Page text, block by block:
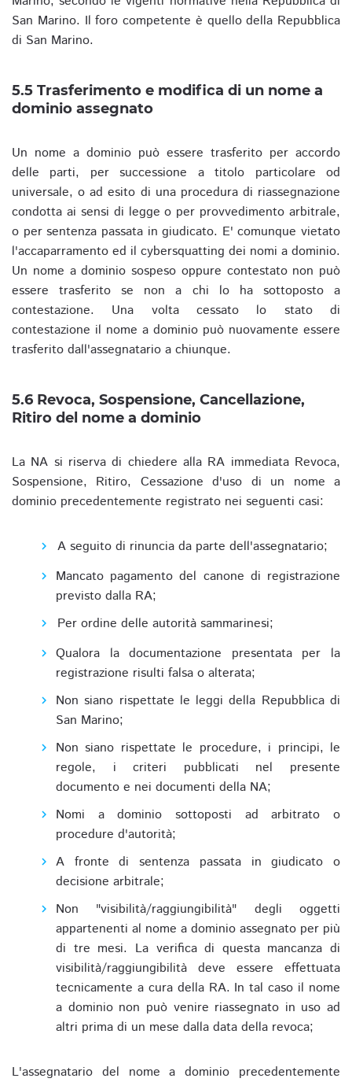
San Marino. Il foro competente è quello della Repubblica
di San Marino.
5.5 Trasferimento e modifica di un nome a
dominio assegnato
Un nome a dominio può essere trasferito per accordo
delle parti, per successione a titolo particolare od
universale, o ad esito di una procedura di riassegnazione
condotta ai sensi di legge o per provvedimento arbitrale,
o per sentenza passata in giudicato. E' comunque vietato
l'accaparramento ed il cybersquatting dei nomi a dominio.
Un nome a dominio sospeso oppure contestato non può
essere trasferito se non a chi lo ha sottoposto a
contestazione. Una volta cessato lo stato di
contestazione il nome a dominio può nuovamente essere
trasferito dall'assegnatario a chiunque.
5.6 Revoca, Sospensione, Cancellazione,
Ritiro del nome a dominio
La NA si riserva di chiedere alla RA immediata Revoca,
Sospensione, Ritiro, Cessazione d'uso di un nome a
dominio precedentemente registrato nei seguenti casi:
A seguito di rinuncia da parte dell'assegnatario;
Mancato pagamento del canone di registrazione
previsto dalla RA;
Per ordine delle autorità sammarinesi;
Qualora la documentazione presentata per la
registrazione risulti falsa o alterata;
Non siano rispettate le leggi della Repubblica di
San Marino;
Non siano rispettate le procedure, i principi, le
regole, i criteri pubblicati nel presente
documento e nei documenti della NA;
Nomi a dominio sottoposti ad arbitrato o
procedure d'autorità;
A fronte di sentenza passata in giudicato o
decisione arbitrale;
Non "visibilità/raggiungibilità" degli oggetti
appartenenti al nome a dominio assegnato per più
di tre mesi. La verifica di questa mancanza di
visibilità/raggiungibilità deve essere effettuata
tecnicamente a cura della RA. In tal caso il nome
a dominio non può venire riassegnato in uso ad
altri prima di un mese dalla data della revoca;
L'assegnatario del nome a dominio precedentemente